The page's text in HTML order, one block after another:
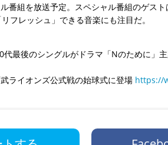
番組を放送予定。スペシャル番組のゲス
フレッシュ」できる音楽にも注目だ。
最後のシングルがドラマ「Nのために」
ライオンズ公式戦の始球式に登場 https://